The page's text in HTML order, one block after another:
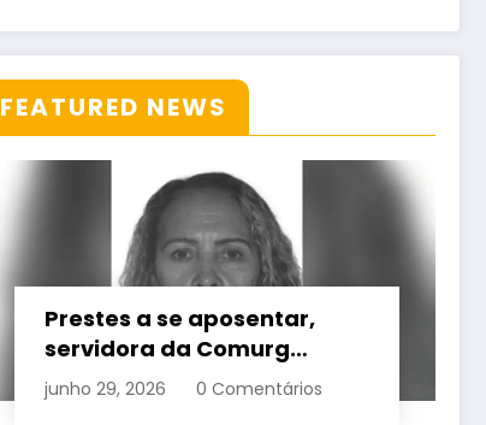
FEATURED NEWS
Prestes a se aposentar,
servidora da Comurg
atropelada por bêbado
entra em protocolo de
junho 29, 2026 0 Comentários